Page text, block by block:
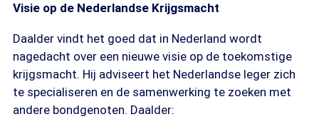
Visie op de Nederlandse Krijgsmacht
Daalder vindt het goed dat in Nederland wordt
nagedacht over een nieuwe visie op de toekomstige
krijgsmacht. Hij adviseert het Nederlandse leger zich
te specialiseren en de samenwerking te zoeken met
andere bondgenoten. Daalder: